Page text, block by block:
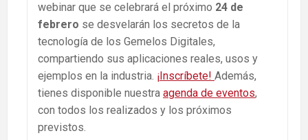
webinar que se celebrará el próximo 24 de
febrero se desvelarán los secretos de la
tecnología de los Gemelos Digitales,
compartiendo sus aplicaciones reales, usos y
ejemplos en la industria. ¡Inscríbete! Además,
tienes disponible nuestra agenda de eventos,
con todos los realizados y los próximos
previstos.